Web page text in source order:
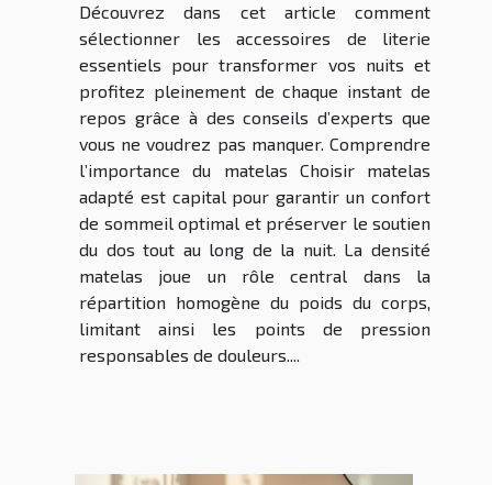
Découvrez dans cet article comment
sélectionner les accessoires de literie
essentiels pour transformer vos nuits et
profitez pleinement de chaque instant de
repos grâce à des conseils d’experts que
vous ne voudrez pas manquer. Comprendre
l’importance du matelas Choisir matelas
adapté est capital pour garantir un confort
de sommeil optimal et préserver le soutien
du dos tout au long de la nuit. La densité
matelas joue un rôle central dans la
répartition homogène du poids du corps,
limitant ainsi les points de pression
responsables de douleurs....